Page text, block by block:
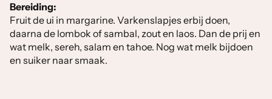
Bereiding:
Fruit de ui in margarine. Varkenslapjes erbij doen,
daarna de lombok of sambal, zout en laos. Dan de prij en
wat melk, sereh, salam en tahoe. Nog wat melk bijdoen
en suiker naar smaak.